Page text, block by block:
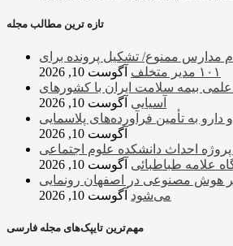
تازه ترین مطالب مجله
مدارس ممنوع/ تشکیل پرونده برای
۱۰۱ مدیر متخلف
آگوست 10, 2026
بیمه سلامت ایران با کشورهای
آسیایی آگوست 10, 2026
به تأمین فرآورده‌های پلاسمایی
آگوست 10, 2026
درصدی پروژه احداث دانشکده علوم اجتماعی
علامه طباطبائی آگوست 10, 2026
هوش مصنوعی در اصفهان رونمایی
می‌شود آگوست 10, 2026
مهم‌ترین تایپک‌های مجله فارسی